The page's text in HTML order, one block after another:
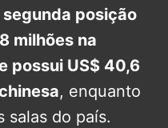
posição
milhões na
possui US$ 40,6
, enquanto
salas do país.